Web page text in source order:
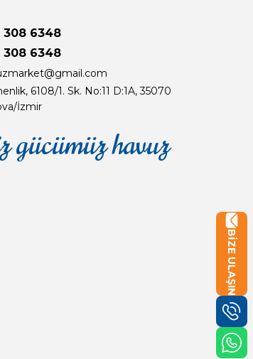
308 6348
308 6348
6108/1. Sk. No:11 D:1A, 35070
İzmir
gücümüz havuz
BİZE ULAŞIN